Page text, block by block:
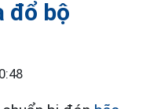
đổ bộ